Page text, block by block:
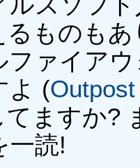
るものも
ファイア
よ (
てますか?
一読!